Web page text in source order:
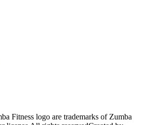
Fitness logo are trademarks of Zumba